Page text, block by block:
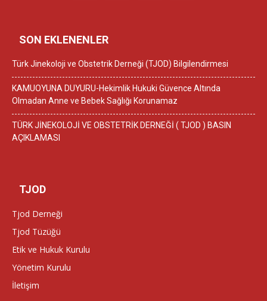
SON EKLENENLER
Türk Jinekoloji ve Obstetrik Derneği (TJOD) Bilgilendirmesi
KAMUOYUNA DUYURU-Hekimlik Hukuki Güvence Altında
Olmadan Anne ve Bebek Sağlığı Korunamaz
TÜRK JİNEKOLOJİ VE OBSTETRİK DERNEĞİ ( TJOD ) BASIN
AÇIKLAMASI
TJOD
Tjod Derneği
Tjod Tüzüğü
Etik ve Hukuk Kurulu
Yönetim Kurulu
İletişim